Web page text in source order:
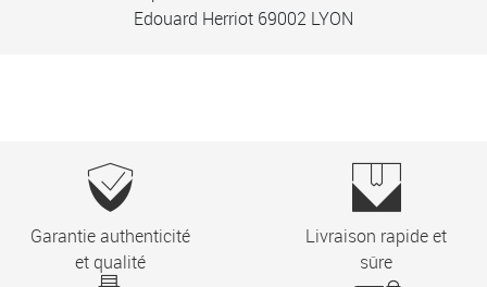
Edouard Herriot 69002 LYON
Garantie authenticité
et qualité
Livraison rapide et
sûre